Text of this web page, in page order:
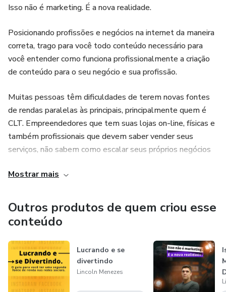
Isso não é marketing. É a nova realidade.
Posicionando profissões e negócios na internet da maneira
correta, trago para você todo conteúdo necessário para
você entender como funciona profissionalmente a criação
de conteúdo para o seu negócio e sua profissão.
Muitas pessoas têm dificuldades de terem novas fontes
de rendas paralelas às principais, principalmente quem é
CLT. Empreendedores que tem suas lojas on-line, físicas e
também profissionais que devem saber vender seus
serviços, não sabem como escalar seus próprios negócios
socais.
Aproveite o curso para escalar e atingir grandes resultados
profissionais e como consequência ganhar mais dinheiro.
Mostrar mais
Outros produtos de quem criou esse
conteúdo
Lucrando e se
divertindo
Lincoln Menezes